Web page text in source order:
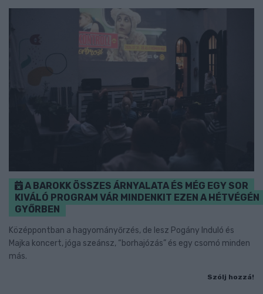
A BAROKK ÖSSZES ÁRNYALATA ÉS MÉG EGY SOR
KIVÁLÓ PROGRAM VÁR MINDENKIT EZEN A HÉTVÉGÉN
GYŐRBEN
Középpontban a hagyományőrzés, de lesz Pogány Induló és
Majka koncert, jóga szeánsz, “borhajózás” és egy csomó minden
más.
Szólj hozzá!